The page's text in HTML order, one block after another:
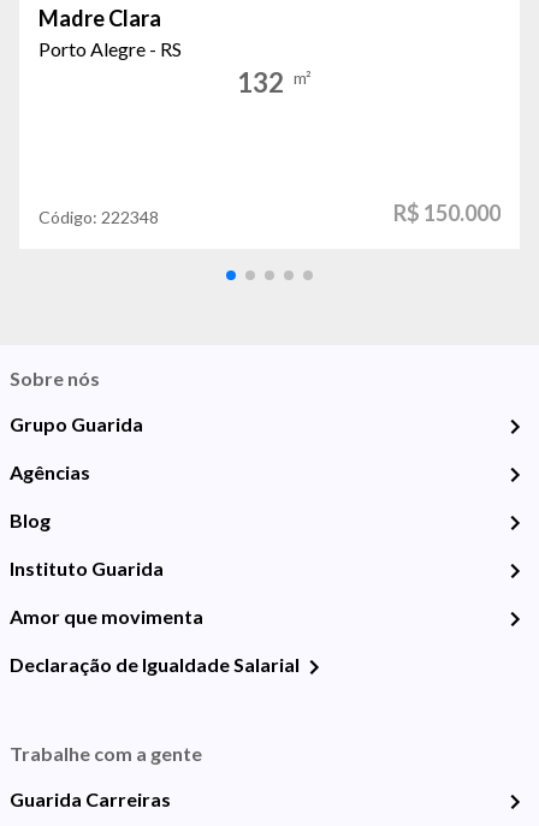
Madre Clara
Porto Alegre - RS
132 m²
Código: 222348 R$ 150.000
Sobre nós
Grupo Guarida
Agências
Blog
Instituto Guarida
Amor que movimenta
Declaração de Igualdade Salarial
Trabalhe com a gente
Guarida Carreiras